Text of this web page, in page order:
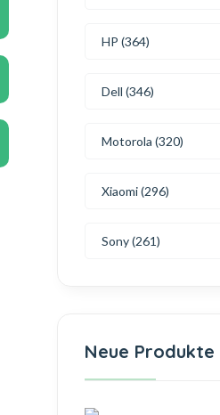
HP (364)
Dell (346)
Motorola (320)
Xiaomi (296)
Sony (261)
Neue Produkte